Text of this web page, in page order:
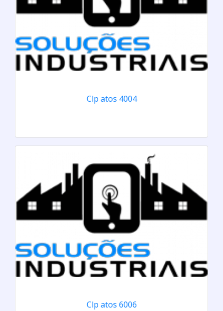
Clp atos 4004
Clp atos 6006